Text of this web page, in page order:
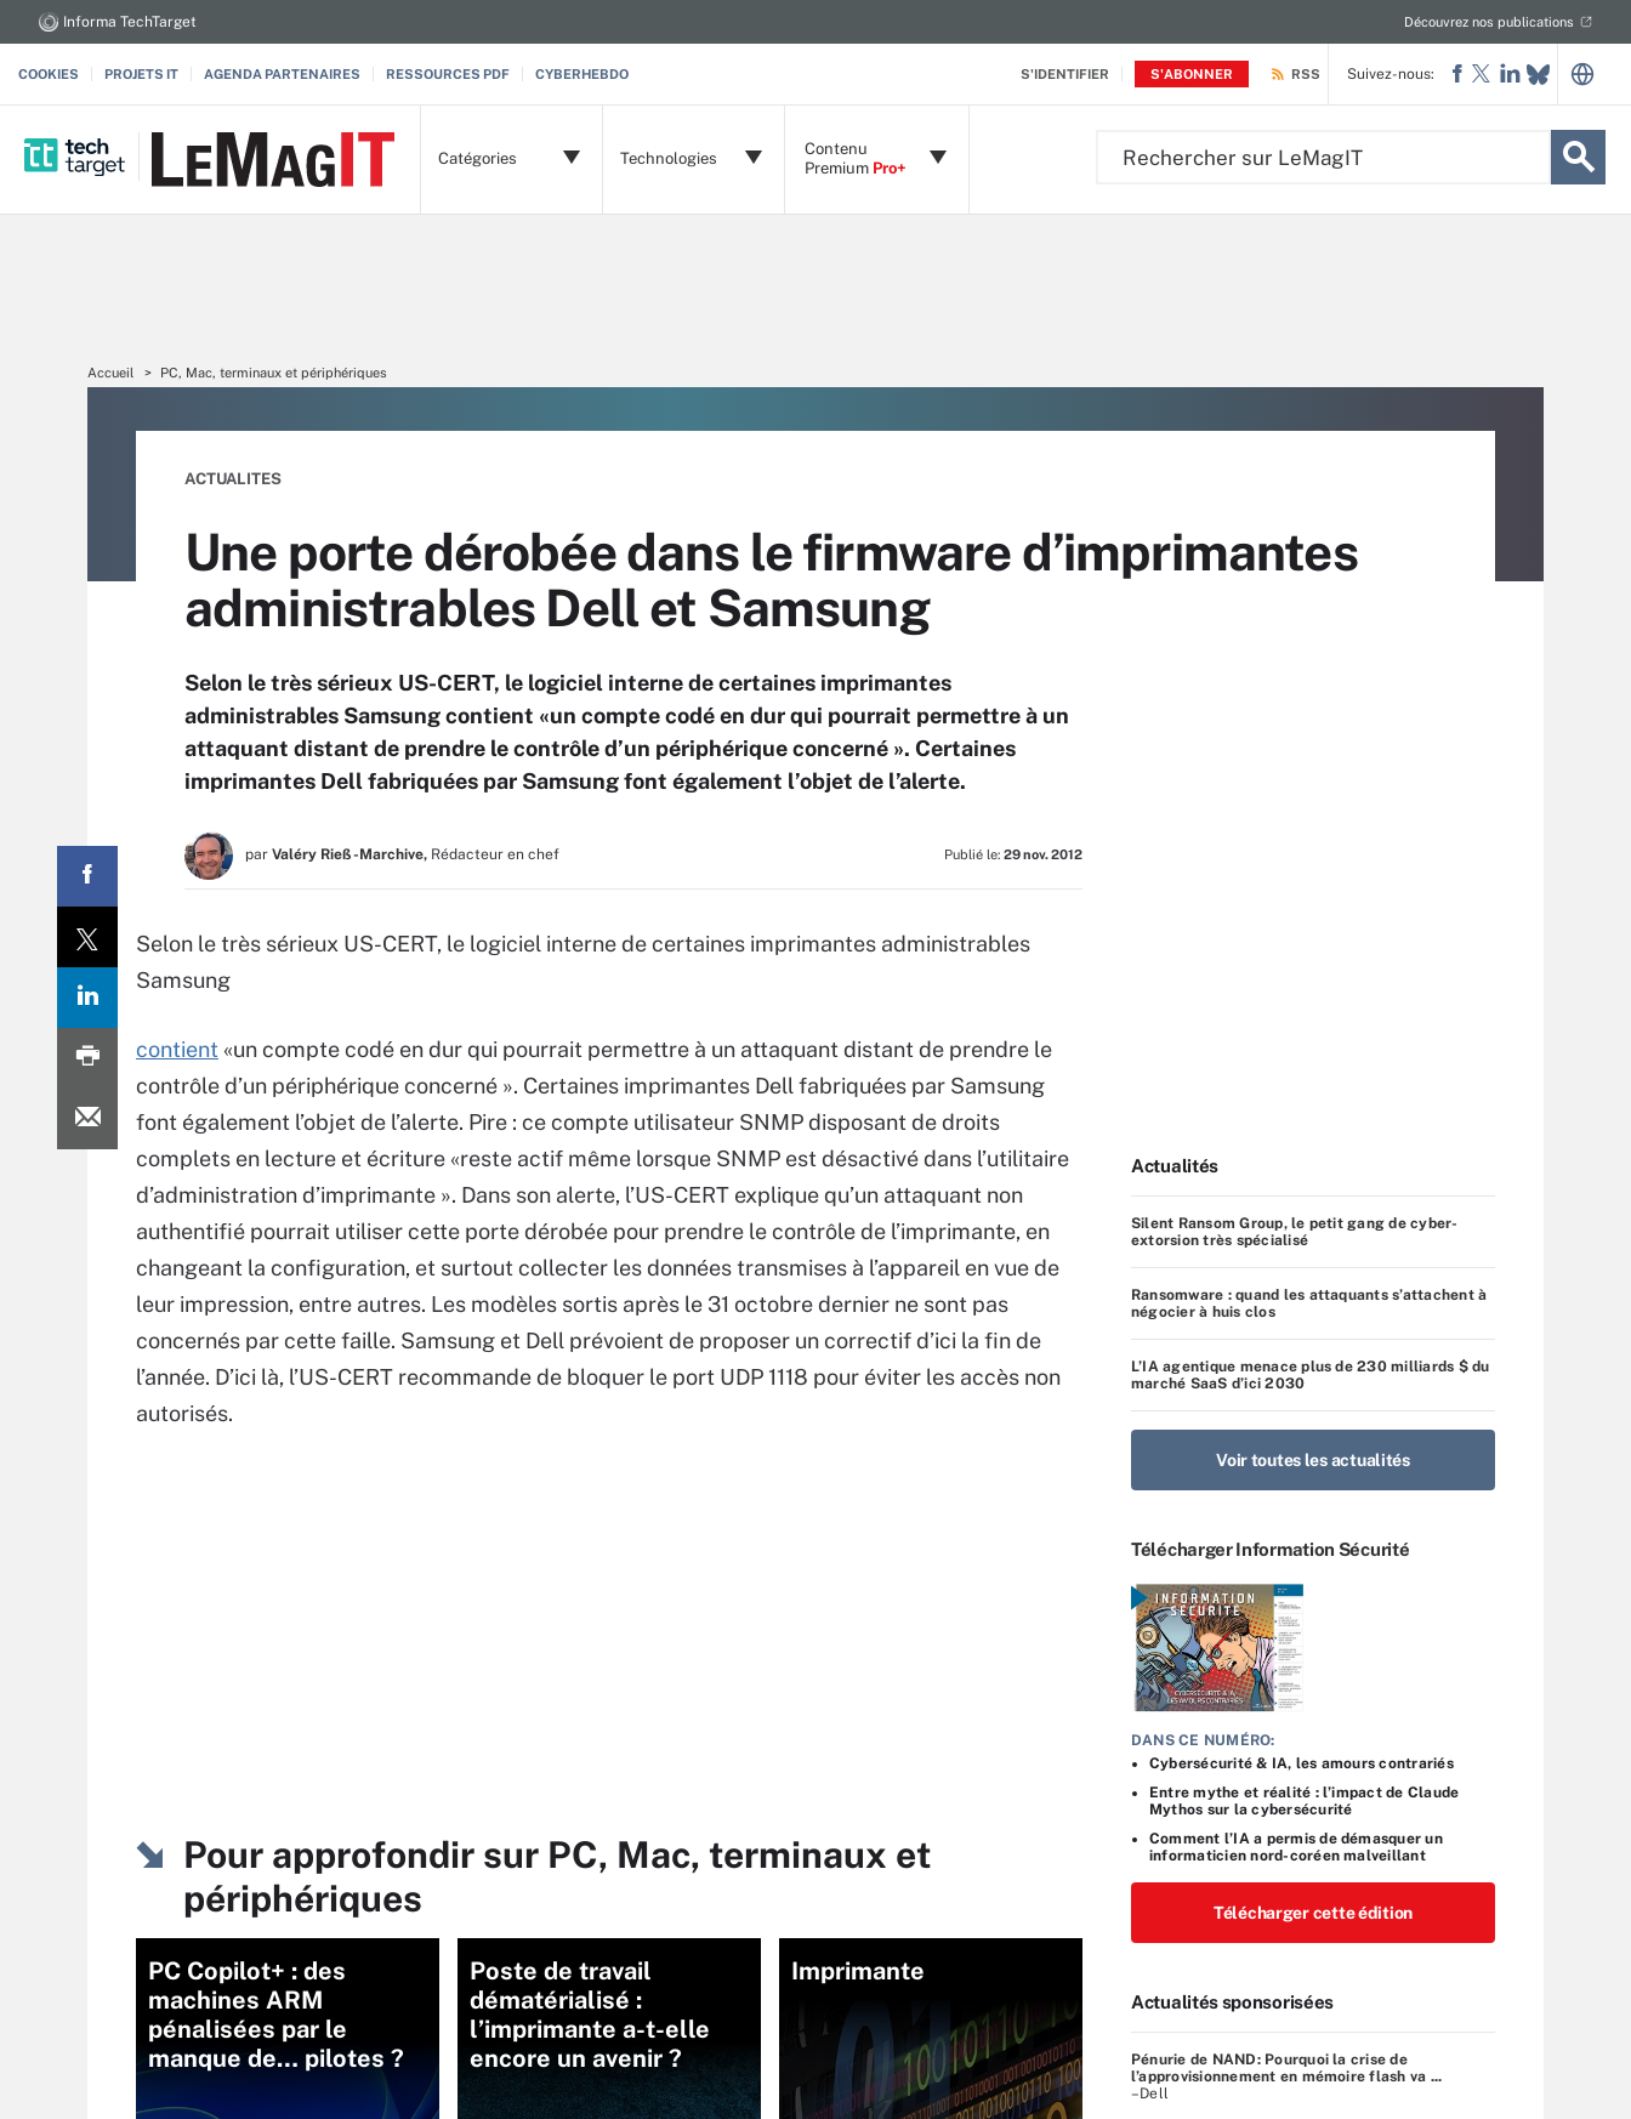
S'IDENTIFIER S'ABONNER
Informa TechTarget Découvrez nos publications
COOKIES PROJETS IT AGENDA PARTENAIRES RESSOURCES PDF CYBERHEBDO RSS
Catégories Technologies
Contenu
Premium Pro+
Suivez-nous:
Accueil PC, Mac, terminaux et périphériques
ACTUALITES
Une porte dérobée dans le firmware d’imprimantes
administrables Dell et Samsung
Selon le très sérieux US-CERT, le logiciel interne de certaines imprimantes
administrables Samsung contient «un compte codé en dur qui pourrait permettre à un
attaquant distant de prendre le contrôle d’un périphérique concerné ». Certaines
imprimantes Dell fabriquées par Samsung font également l’objet de l’alerte.
par Valéry Rieß-Marchive, Rédacteur en chef Publié le: 29 nov. 2012
Selon le très sérieux US-CERT, le logiciel interne de certaines imprimantes administrables
Samsung
contient «un compte codé en dur qui pourrait permettre à un attaquant distant de prendre le
contrôle d’un périphérique concerné ». Certaines imprimantes Dell fabriquées par Samsung
font également l’objet de l’alerte. Pire : ce compte utilisateur SNMP disposant de droits
complets en lecture et écriture «reste actif même lorsque SNMP est désactivé dans l’utilitaire
d’administration d’imprimante ». Dans son alerte, l’US-CERT explique qu’un attaquant non
authentifié pourrait utiliser cette porte dérobée pour prendre le contrôle de l’imprimante, en
changeant la configuration, et surtout collecter les données transmises à l’appareil en vue de
leur impression, entre autres. Les modèles sortis après le 31 octobre dernier ne sont pas
concernés par cette faille. Samsung et Dell prévoient de proposer un correctif d’ici la fin de
l’année. D’ici là, l’US-CERT recommande de bloquer le port UDP 1118 pour éviter les accès non
autorisés.
Pour approfondir sur PC, Mac, terminaux et
périphériques
PC Copilot+ : des
machines ARM
pénalisées par le
manque de… pilotes ?
Poste de travail
dématérialisé :
l’imprimante a-t-elle
encore un avenir ?
Imprimante
Actualités
Silent Ransom Group, le petit gang de cyber-
extorsion très spécialisé
Ransomware : quand les attaquants s’attachent à
négocier à huis clos
L’IA agentique menace plus de 230 milliards $ du
marché SaaS d’ici 2030
Voir toutes les actualités
Télécharger Information Sécurité
DANS CE NUMÉRO:
Cybersécurité & IA, les amours contrariés
Entre mythe et réalité : l’impact de Claude
Mythos sur la cybersécurité
Comment l’IA a permis de démasquer un
informaticien nord-coréen malveillant
Télécharger cette édition
Actualités sponsorisées
Pénurie de NAND: Pourquoi la crise de
l’approvisionnement en mémoire flash va ...
–Dell